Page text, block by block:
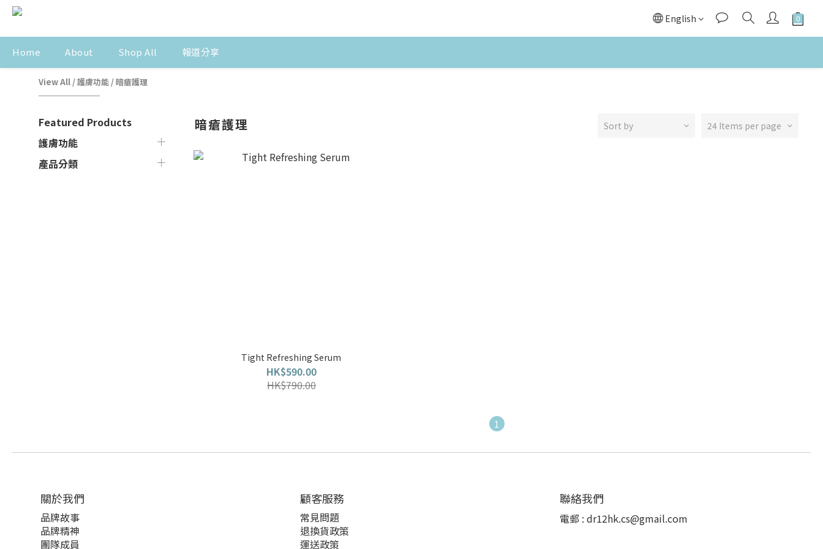
English
Home About Shop All 報道分享
View All /護膚功能 /暗瘡護理
Featured Products
護膚功能
產品分類
暗瘡護理 Sort by 24 Items per page
Tight Refreshing Serum
HK$590.00
HK$790.00
1
關於我們
品牌故事
品牌精神
團隊成員
顧客服務
常見問題
退換貨政策
運送政策
聯絡我們
電郵 : dr12hk.cs@gmail.com